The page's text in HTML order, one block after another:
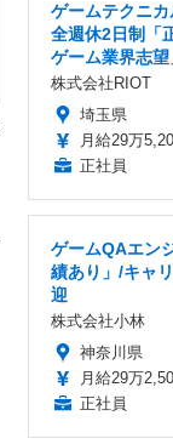
ゲームテクニ
全週休2日制「
ゲーム業界志
株式会社RIOT
埼玉県
月給29万
正社員
ゲームQAエン
績あり」/キャ
迎
株式会社小林
神奈川県
月給29万
正社員